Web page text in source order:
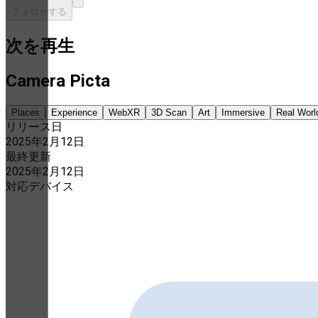
フォローする
次を再生
Camera Picta
Places Experience WebXR 3D Scan Art Immersive Real
リリース日
2025年2月12日
最終更新
2025年2月12日
対応デバイス